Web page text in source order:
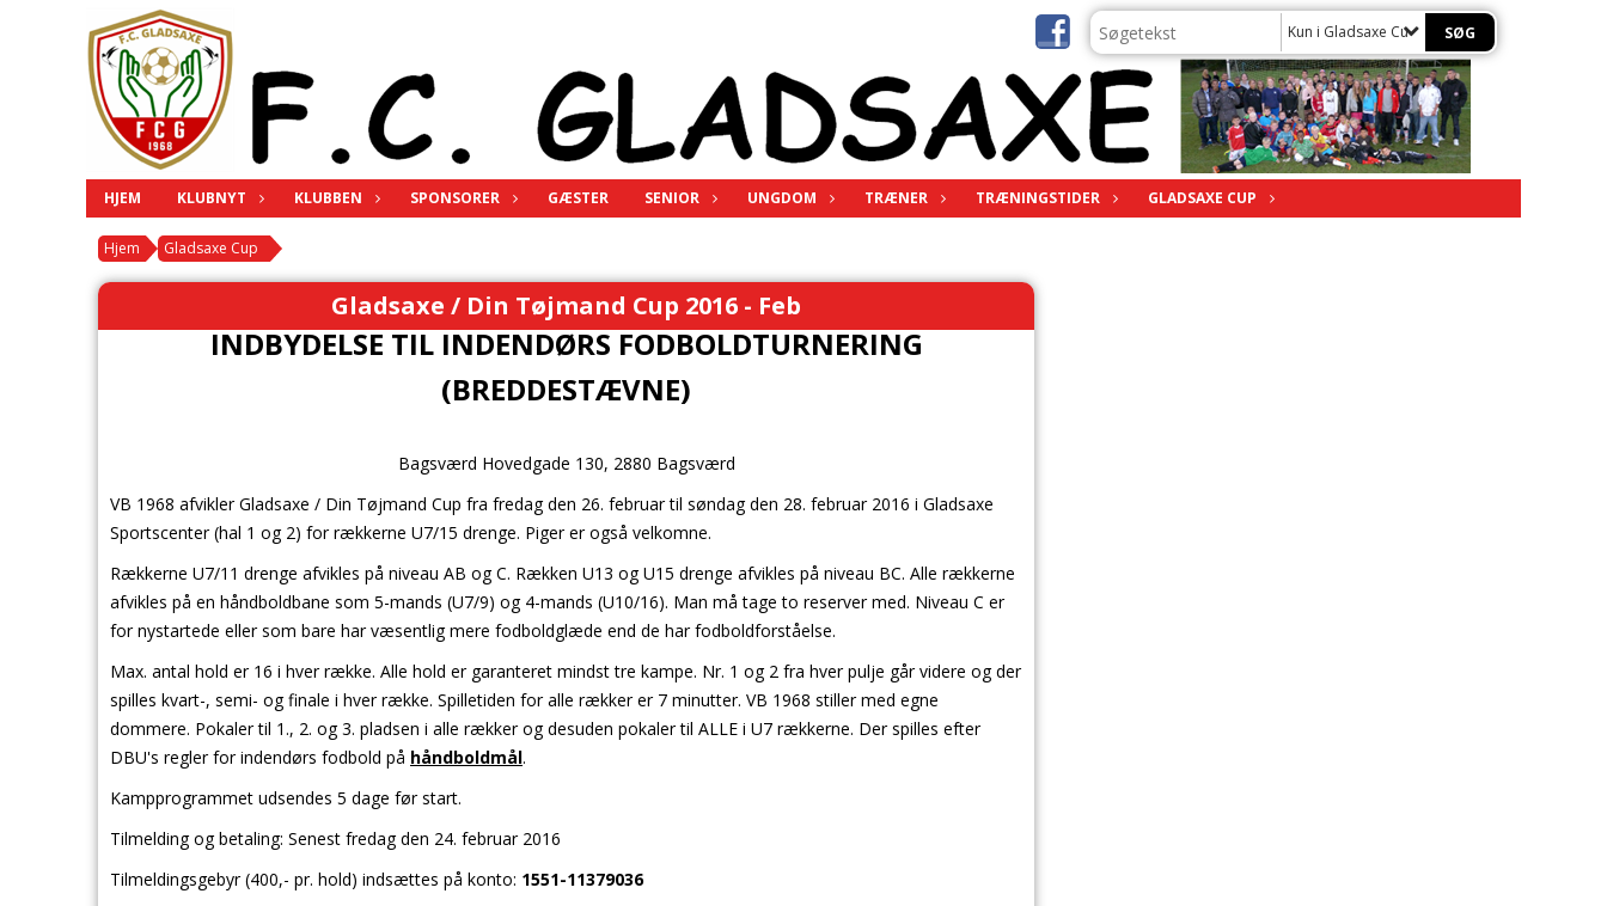
Kun i Gladsaxe Cup
HJEM KLUBNYT KLUBBEN SPONSORER GÆSTER SENIOR UNGDOM TRÆNER TRÆNINGSTIDER GLADSAXE CUP
Hjem Gladsaxe Cup
Gladsaxe / Din Tøjmand Cup 2016 - Feb
INDBYDELSE TIL INDENDØRS FODBOLDTURNERING
(BREDDESTÆVNE)
Bagsværd Hovedgade 130, 2880 Bagsværd
VB 1968 afvikler Gladsaxe / Din Tøjmand Cup fra fredag den 26. februar til søndag den 28. februar 2016 i Gladsaxe
Sportscenter (hal 1 og 2) for rækkerne U7/15 drenge. Piger er også velkomne.
Rækkerne U7/11 drenge afvikles på niveau AB og C. Rækken U13 og U15 drenge afvikles på niveau BC. Alle rækkerne
afvikles på en håndboldbane som 5-mands (U7/9) og 4-mands (U10/16). Man må tage to reserver med. Niveau C er
for nystartede eller som bare har væsentlig mere fodboldglæde end de har fodboldforståelse.
Max. antal hold er 16 i hver række. Alle hold er garanteret mindst tre kampe. Nr. 1 og 2 fra hver pulje går videre og der
spilles kvart-, semi- og finale i hver række. Spilletiden for alle rækker er 7 minutter. VB 1968 stiller med egne
dommere. Pokaler til 1., 2. og 3. pladsen i alle rækker og desuden pokaler til ALLE i U7 rækkerne. Der spilles efter
DBU's regler for indendørs fodbold på håndboldmål.
Kampprogrammet udsendes 5 dage før start.
Tilmelding og betaling: Senest fredag den 24. februar 2016
Tilmeldingsgebyr (400,- pr. hold) indsættes på konto: 1551-11379036